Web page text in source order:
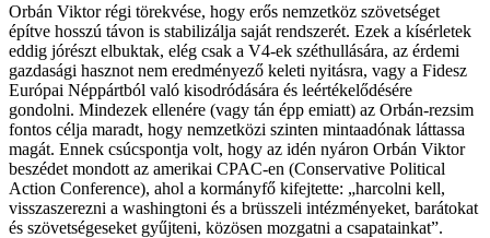
Orbán Viktor régi törekvése, hogy erős nemzetköz szövetséget
építve hosszú távon is stabilizálja saját rendszerét. Ezek a kísérletek
eddig jórészt elbuktak, elég csak a V4-ek széthullására, az érdemi
gazdasági hasznot nem eredményező keleti nyitásra, vagy a Fidesz
Európai Néppártból való kisodródására és leértékelődésére
gondolni. Mindezek ellenére (vagy tán épp emiatt) az Orbán-rezsim
fontos célja maradt, hogy nemzetközi szinten mintaadónak láttassa
magát. Ennek csúcspontja volt, hogy az idén nyáron Orbán Viktor
beszédet mondott az amerikai CPAC-en (Conservative Political
Action Conference), ahol a kormányfő kifejtette: „harcolni kell,
visszaszerezni a washingtoni és a brüsszeli intézményeket, barátokat
és szövetségeseket gyűjteni, közösen mozgatni a csapatainkat”.